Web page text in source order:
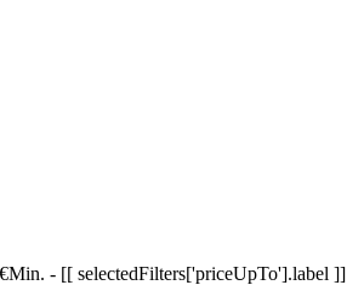
€Min. - [[ selectedFilters['priceUpTo'].label ]]